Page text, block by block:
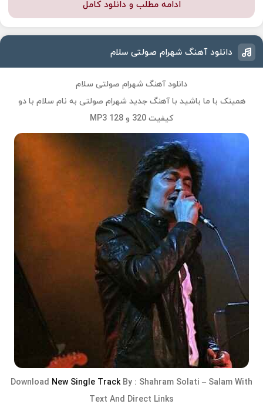
ادامه مطلب و دانلود کامل
دانلود آهنگ شهرام صولتی سلام
دانلود آهنگ شهرام صولتی سلام
همینک با ما باشید با آهنگ جدیدشهرام صولتی به نامسلام با دو
کیفیت 320 و 128 MP3
Download New Single TrackBy : Shahram Solati – Salam With
Text And Direct Links